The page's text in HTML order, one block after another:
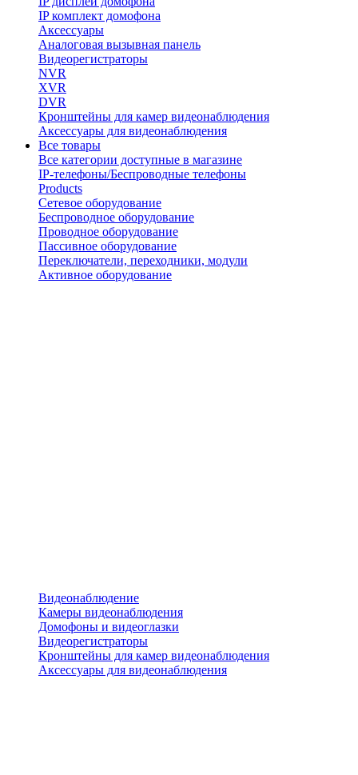
IP комплект домофона
Аксессуары
Аналоговая вызывная панель
Видеорегистраторы
NVR
XVR
DVR
Кронштейны для камер видеонаблюдения
Аксессуары для видеонаблюдения
Все товары
Все категории доступные в магазине
IP-телефоны/Беспроводные телефоны
Products
Сетевое оборудование
Беспроводное оборудование
Проводное оборудование
Пассивное оборудование
Переключатели, переходники, модули
Активное оборудование
Видеонаблюдение
Камеры видеонаблюдения
Домофоны и видеоглазки
Видеорегистраторы
Кронштейны для камер видеонаблюдения
Аксессуары для видеонаблюдения